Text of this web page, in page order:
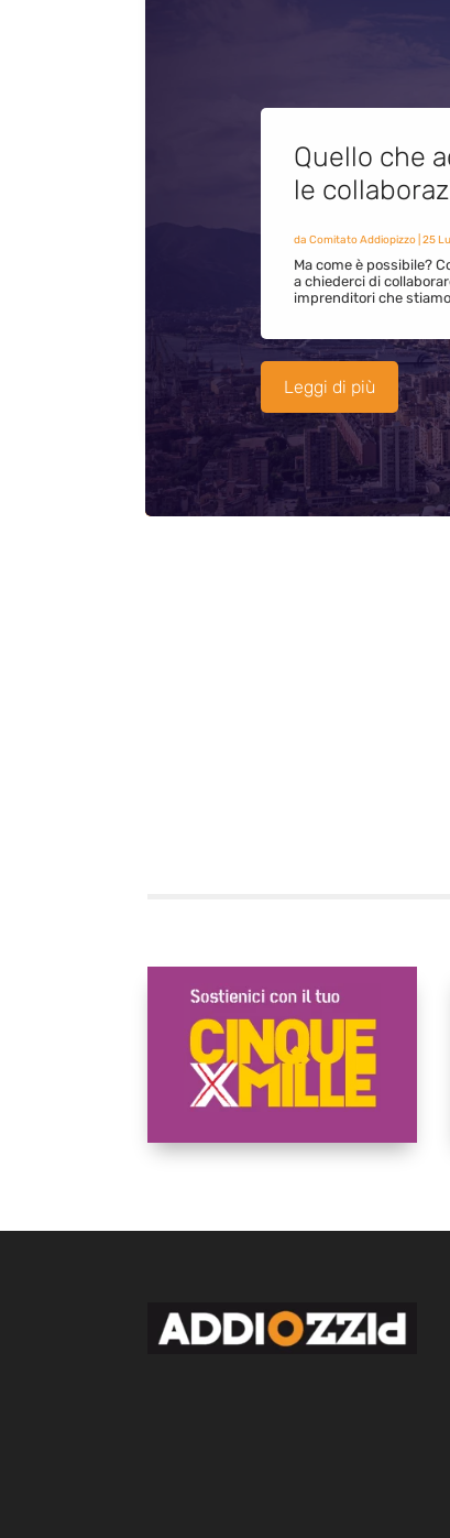
Quello che
le
da Comitato Addiopizzo| 25
Ma come è possibile?
a chiederci di
imprenditori che
Leggi di più